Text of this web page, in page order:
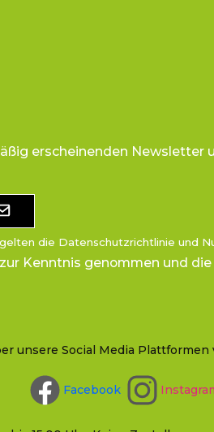
erscheinenden
die Datenschutzrichtlinie und
zur Kenntnis genommen und die
unsere Social Media
Facebook